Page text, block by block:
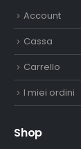
Account
Cassa
Carrello
I miei ordini
Shop